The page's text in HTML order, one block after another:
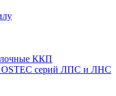
ККП
OSTEC серий ЛПС и ЛНС